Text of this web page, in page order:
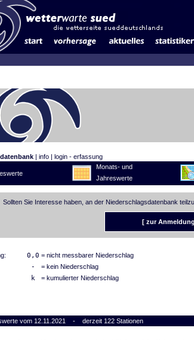
| info| login - erfassung
Monats- und
Jahreswerte
Sollten Sie Interesse haben, an der Niederschlagsdatenbank
[ zur
0,0 = nicht messbarer Niederschlag
- = kein Niederschlag
k = kumulierter Niederschlag
vom 12.11.2021 - derzeit 122 Stationen